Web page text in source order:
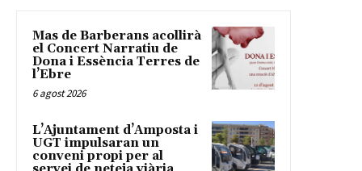
Mas de Barberans acollirà
el Concert Narratiu de
Dona i Essència Terres de
l’Ebre
6 agost 2026
L’Ajuntament d’Amposta i
UGT impulsaran un
conveni propi per al